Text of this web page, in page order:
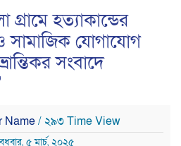
হত্যাকান্ডের
সামাজিক যোগাযোগ
সংবাদে
Name/ ২৯৩ Time View
৫ মার্চ, ২০২৫